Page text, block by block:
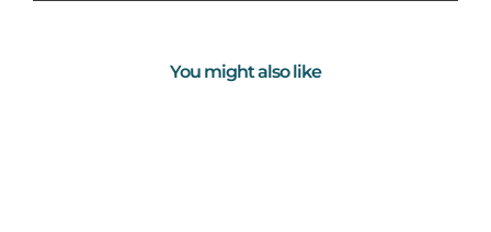
You might also like